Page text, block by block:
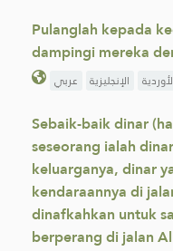
Pulanglah kepada
dampingi mereka
عربي الإنجليزية
Sebaik-baik dinar
seseorang ialah
keluarganya, dinar
kendaraannya di
dinafkahkan untuk
berperang di jalan